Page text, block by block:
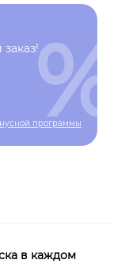
программы
%
в каждом